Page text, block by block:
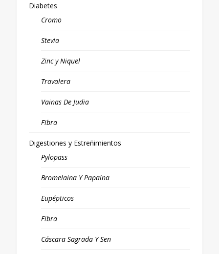
Diabetes
Cromo
Stevia
Zinc y Niquel
Travalera
Vainas De Judia
Fibra
Digestiones y Estreñimientos
Pylopass
Bromelaina Y Papaína
Eupépticos
Fibra
Cáscara Sagrada Y Sen